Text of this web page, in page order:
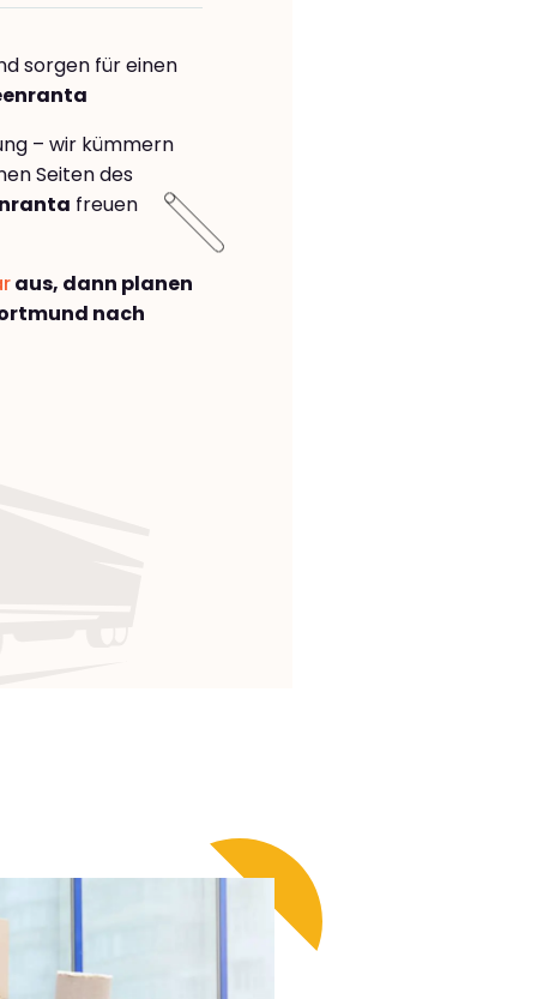
sorgen für einen
– wir kümmern
Seiten des
freuen
aus, dann planen
nach